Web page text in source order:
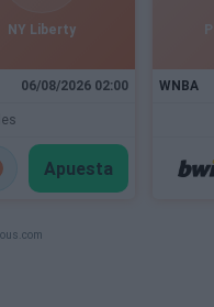
NY Liberty
06/08/2026 02:00
Apuesta
WNBA